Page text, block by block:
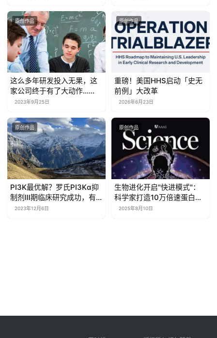
原创作品
这么多年研发投入无果，这
家公司终于有了大动作……
2023年9月25日
原创作品
重磅！美国HHS启动「史无
前例」大改革
2026年6月23日
原创作品
PI3K最优解？罗氏PI3Kα抑
制剂Ⅲ期临床研究成功，有
一点很重要……
2023年12月6日
原创作品
生物进化开启"快进模式"：
科学家打造10万倍速蛋白质
进化引擎
2025年8月10日